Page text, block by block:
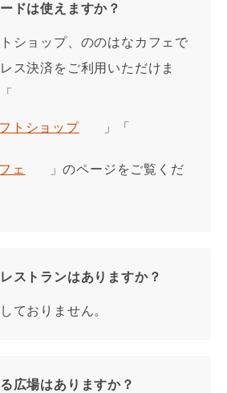
ドは使えますか？
ショップ、ののはなカフェで
ス決済をご利用いただけま
トショップ 」「
ェ 」のページをご覧くだ
ストランはありますか？
ておりません。
広場はありますか？